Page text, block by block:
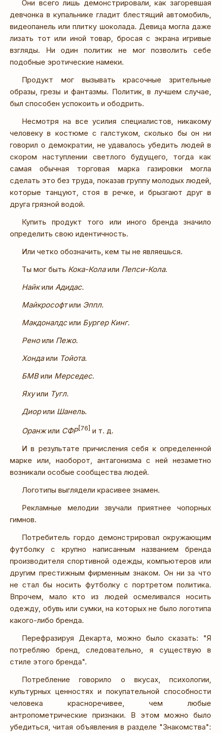
Они всего лишь демонстрировали, как загоревшая
девчонка в купальнике гладит блестящий автомобиль,
видеопанель или плитку шоколада. Девица могла даже
лизать тот или иной товар, бросая с экрана игривые
взгляды. Ни один политик не мог позволить себе
подобные эротические намеки.
Продукт мог вызывать красочные зрительные
образы, грезы и фантазмы. Политик, в лучшем случае,
был способен успокоить и ободрить.
Несмотря на все усилия специалистов, никакому
человеку в костюме с галстуком, сколько бы он ни
говорил о демократии, не удавалось убедить людей в
скором наступлении светлого будущего, тогда как
самая обычная торговая марка газировки могла
сделать это без труда, показав группу молодых людей,
которые танцуют, стоя в речке, и брызгают друг в
друга грязной водой.
Купить продукт того или иного бренда значило
определить свою идентичность.
Или четко обозначить, кем ты не являешься.
Ты мог быть Кока-Колаили Пепси-Кола.
Найкили Адидас.
Майкрософтили Эппл.
Макдоналдсили Бургер Кинг.
Реноили Пежо.
Хондаили Тойота.
БМВили Мерседес.
Яхуили Тугл.
Диорили Шанель.
Оранжили СФР[76] и т. д.
И в результате причисления себя к определенной
марке или, наоборот, антагонизма с ней незаметно
возникали особые сообщества людей.
Логотипы выглядели красивее знамен.
Рекламные мелодии звучали приятнее чопорных
гимнов.
Потребитель гордо демонстрировал окружающим
футболку с крупно написанным названием бренда
производителя спортивной одежды, компьютеров или
другим престижным фирменным знаком. Он ни за что
не стал бы носить футболку с портретом политика.
Впрочем, мало кто из людей осмеливался носить
одежду, обувь или сумки, на которых не было логотипа
какого-либо бренда.
Перефразируя Декарта, можно было сказать: "Я
потребляю бренд, следовательно, я существую в
стиле этого бренда".
Потребление говорило о вкусах, психологии,
культурных ценностях и покупательной способности
человека красноречивее, чем любые
антропометрические признаки. В этом можно было
убедиться, читая объявления в разделе "Знакомства":